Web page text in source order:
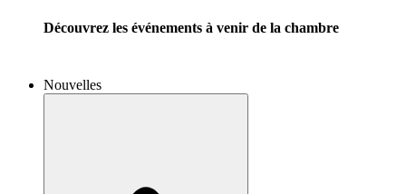
Découvrez les événements à venir de la chambre
Nouvelles